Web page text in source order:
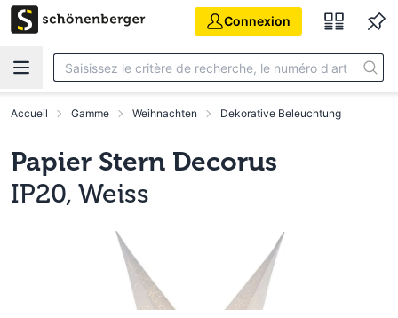
Aller au contenu principal
Connexion
Accueil Gamme Weihnachten Dekorative Beleuchtung
Papier Stern Decorus
IP20, Weiss